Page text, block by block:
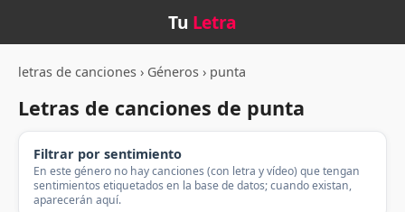
Tu Letra
letras de canciones › Géneros › punta
Letras de canciones de punta
Filtrar por sentimiento
En este género no hay canciones (con letra y vídeo) que tengan
sentimientos etiquetados en la base de datos; cuando existan,
aparecerán aquí.